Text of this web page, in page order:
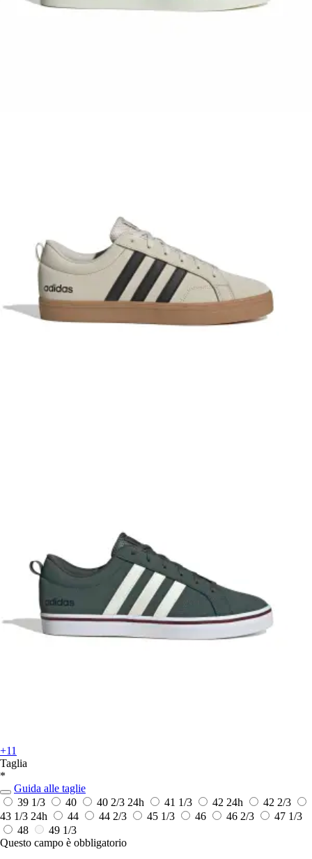
+11
Taglia
*
Guida alle taglie
39 1/3
40 40 2/3 24h 41 1/3 42 24h
42 2/3
43 1/3 24h 44 44 2/3 45 1/3 46 46 2/3
47 1/3
48
49 1/3
Questo campo è obbligatorio